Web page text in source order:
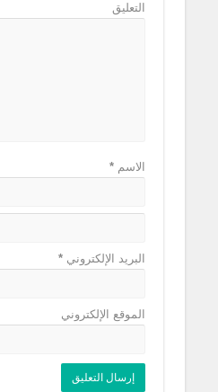
التعليق
الاسم*
البريد الإلكتروني*
الموقع الإلكتروني